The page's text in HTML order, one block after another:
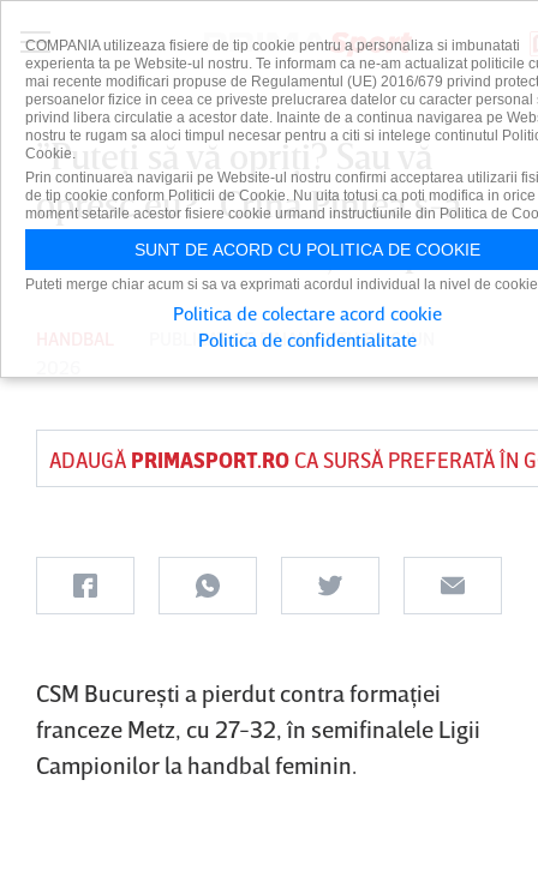
”Puteţi să vă opriţi? Sau vă
opresc eu?” Crina Pintea s-a
enervat la conferinţa de presă
PUBLICAT DE DAIAN CUTUPE 6 IUN
ADAUGĂ PRIMASPORT.ROCA SURSĂ PREFERATĂ ÎN
CSM Bucureşti a pierdut contra formaţiei
franceze Metz, cu 27-32, în semifinalele Ligii
Campionilor la handbal feminin.
COMPANIA utilizeaza fisiere de tip cookie pentru a personaliza si imbunatati
experienta ta pe Website-ul nostru. Te informam ca ne-am actualizat politicile
mai recente modificari propuse de Regulamentul (UE) 2016/679 privind
persoanelor fizice in ceea ce priveste prelucrarea datelor cu caracter personal
privind libera circulatie a acestor date. Inainte de a continua navigarea pe
nostru te rugam sa aloci timpul necesar pentru a citi si intelege continutul
Cookie.
Prin continuarea navigarii pe Website-ul nostru confirmi acceptarea utilizarii
de tip cookie conform Politicii de Cookie. Nu uita totusi ca poti modifica in orice
moment setarile acestor fisiere cookie urmand instructiunile din Politica de
SUNT DE ACORD CU POLITICA DE COOKIE
Puteti merge chiar acum si sa va exprimati acordul individual la nivel de
Politica de colectare acord cookie
Politica de confidentialitate